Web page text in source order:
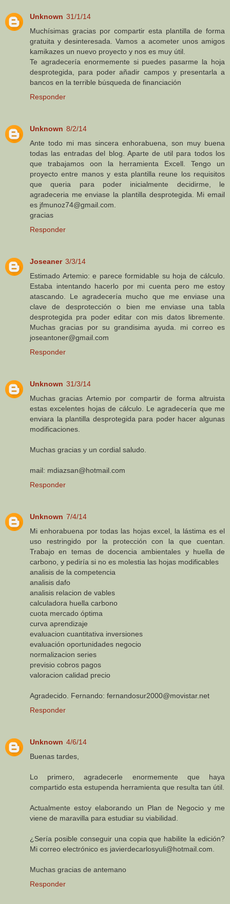
Unknown 31/1/14
Muchísimas gracias por compartir esta plantilla de forma
gratuita y desinteresada. Vamos a acometer unos amigos
kamikazes un nuevo proyecto y nos es muy útil.
Te agradecería enormemente si puedes pasarme la hoja
desprotegida, para poder añadir campos y presentarla a
bancos en la terrible búsqueda de financiación
Responder
Unknown 8/2/14
Ante todo mi mas sincera enhorabuena, son muy buena
todas las entradas del blog. Aparte de util para todos los
que trabajamos oon la herramienta Excell. Tengo un
proyecto entre manos y esta plantilla reune los requisitos
que queria para poder inicialmente decidirme, le
agradeceria me enviase la plantilla desprotegida. Mi email
es jfmunoz74@gmail.com.
gracias
Responder
Joseaner 3/3/14
Estimado Artemio: e parece formidable su hoja de cálculo.
Estaba intentando hacerlo por mi cuenta pero me estoy
atascando. Le agradecería mucho que me enviase una
clave de desprotección o bien me enviase una tabla
desprotegida pra poder editar con mis datos libremente.
Muchas gracias por su grandisima ayuda. mi correo es
joseantoner@gmail.com
Responder
Unknown 31/3/14
Muchas gracias Artemio por compartir de forma altruista
estas excelentes hojas de cálculo. Le agradecería que me
enviara la plantilla desprotegida para poder hacer algunas
modificaciones.
Muchas gracias y un cordial saludo.
mail: mdiazsan@hotmail.com
Responder
Unknown 7/4/14
Mi enhorabuena por todas las hojas excel, la lástima es el
uso restringido por la protección con la que cuentan.
Trabajo en temas de docencia ambientales y huella de
carbono, y pediría si no es molestia las hojas modificables
analisis de la competencia
analisis dafo
analisis relacion de vables
calculadora huella carbono
cuota mercado óptima
curva aprendizaje
evaluacion cuantitativa inversiones
evaluación oportunidades negocio
normalizacion series
previsio cobros pagos
valoracion calidad precio
Agradecido. Fernando: fernandosur2000@movistar.net
Responder
Unknown 4/6/14
Buenas tardes,
Lo primero, agradecerle enormemente que haya
compartido esta estupenda herramienta que resulta tan útil.
Actualmente estoy elaborando un Plan de Negocio y me
viene de maravilla para estudiar su viabilidad.
¿Sería posible conseguir una copia que habilite la edición?
Mi correo electrónico es javierdecarlosyuli@hotmail.com.
Muchas gracias de antemano
Responder